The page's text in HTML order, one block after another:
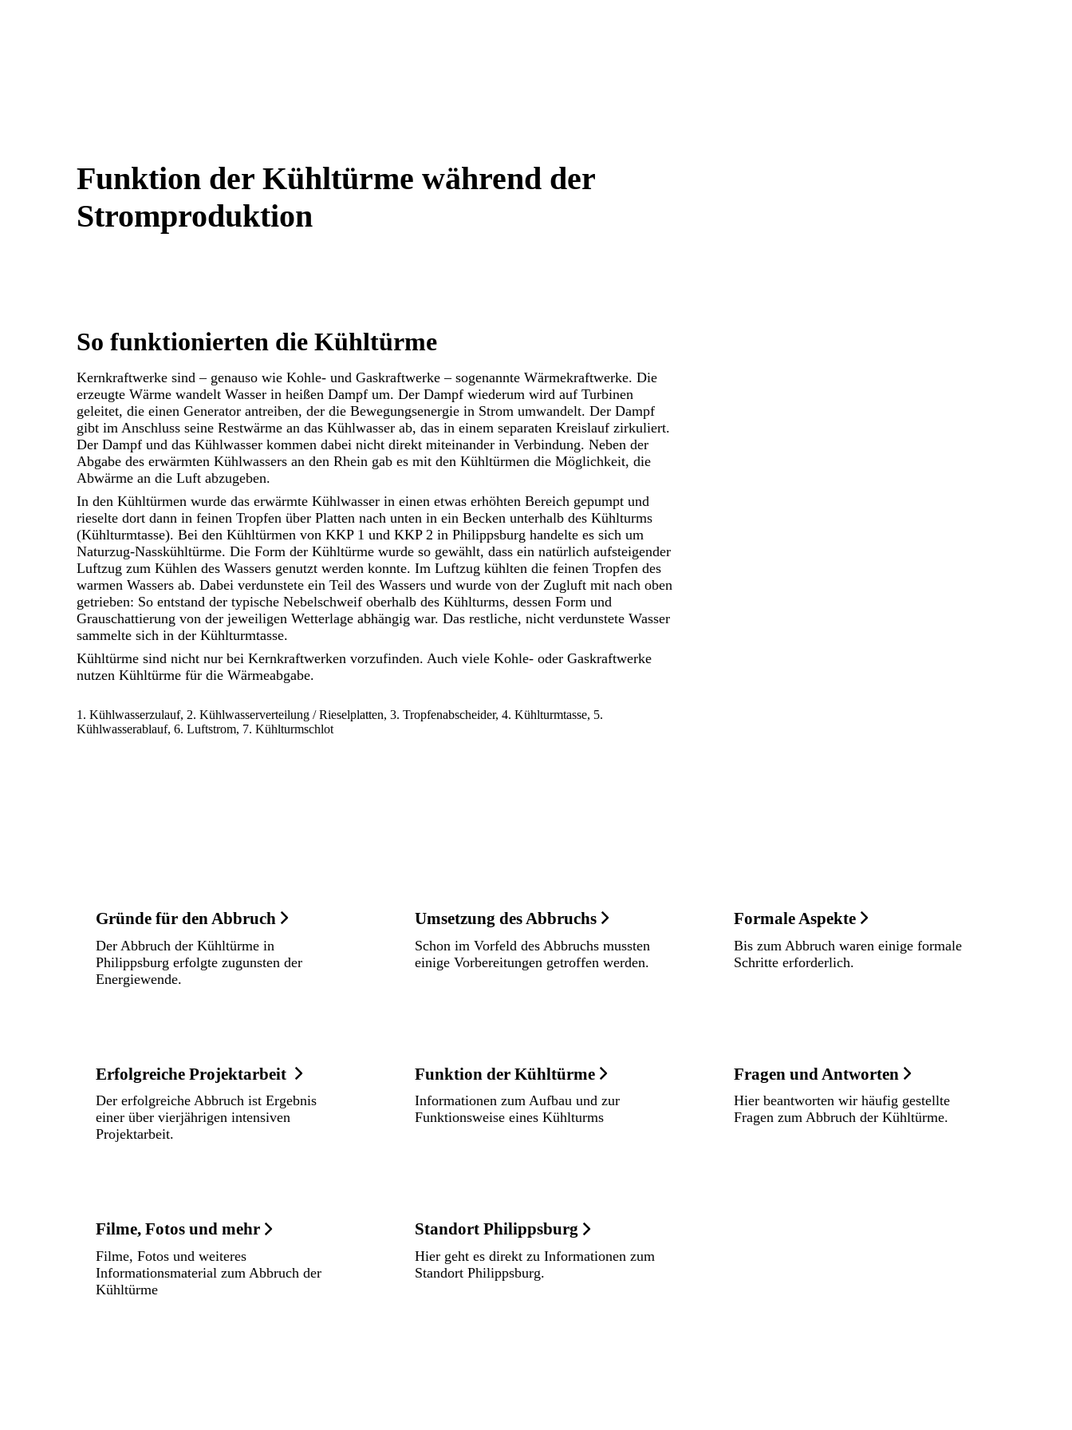
Funktion der Kühltürme während der
Stromproduktion
So funktionierten die Kühltürme
Kernkraftwerke sind – genauso wie Kohle- und Gaskraftwerke – sogenannte Wärmekraftwerke. Die
erzeugte Wärme wandelt Wasser in heißen Dampf um. Der Dampf wiederum wird auf Turbinen
geleitet, die einen Generator antreiben, der die Bewegungsenergie in Strom umwandelt. Der Dampf
gibt im Anschluss seine Restwärme an das Kühlwasser ab, das in einem separaten Kreislauf zirkuliert.
Der Dampf und das Kühlwasser kommen dabei nicht direkt miteinander in Verbindung. Neben der
Abgabe des erwärmten Kühlwassers an den Rhein gab es mit den Kühltürmen die Möglichkeit, die
Abwärme an die Luft abzugeben.
In den Kühltürmen wurde das erwärmte Kühlwasser in einen etwas erhöhten Bereich gepumpt und
rieselte dort dann in feinen Tropfen über Platten nach unten in ein Becken unterhalb des Kühlturms
(Kühlturmtasse). Bei den Kühltürmen von KKP 1 und KKP 2 in Philippsburg handelte es sich um
Naturzug-Nasskühltürme. Die Form der Kühltürme wurde so gewählt, dass ein natürlich aufsteigender
Luftzug zum Kühlen des Wassers genutzt werden konnte. Im Luftzug kühlten die feinen Tropfen des
warmen Wassers ab. Dabei verdunstete ein Teil des Wassers und wurde von der Zugluft mit nach oben
getrieben: So entstand der typische Nebelschweif oberhalb des Kühlturms, dessen Form und
Grauschattierung von der jeweiligen Wetterlage abhängig war. Das restliche, nicht verdunstete Wasser
sammelte sich in der Kühlturmtasse.
Kühltürme sind nicht nur bei Kernkraftwerken vorzufinden. Auch viele Kohle- oder Gaskraftwerke
nutzen Kühltürme für die Wärmeabgabe.
1. Kühlwasserzulauf, 2. Kühlwasserverteilung / Rieselplatten, 3. Tropfenabscheider, 4. Kühlturmtasse, 5.
Kühlwasserablauf, 6. Luftstrom, 7. Kühlturmschlot
Gründe für den Abbruch
Der Abbruch der Kühltürme in
Philippsburg erfolgte zugunsten der
Energiewende.
Umsetzung des Abbruchs
Schon im Vorfeld des Abbruchs mussten
einige Vorbereitungen getroffen werden.
Formale Aspekte
Bis zum Abbruch waren einige formale
Schritte erforderlich.
Erfolgreiche Projektarbeit
Der erfolgreiche Abbruch ist Ergebnis
einer über vierjährigen intensiven
Projektarbeit.
Funktion der Kühltürme
Informationen zum Aufbau und zur
Funktionsweise eines Kühlturms
Fragen und Antworten
Hier beantworten wir häufig gestellte
Fragen zum Abbruch der Kühltürme.
Filme, Fotos und mehr
Filme, Fotos und weiteres
Informationsmaterial zum Abbruch der
Kühltürme
Standort Philippsburg
Hier geht es direkt zu Informationen zum
Standort Philippsburg.